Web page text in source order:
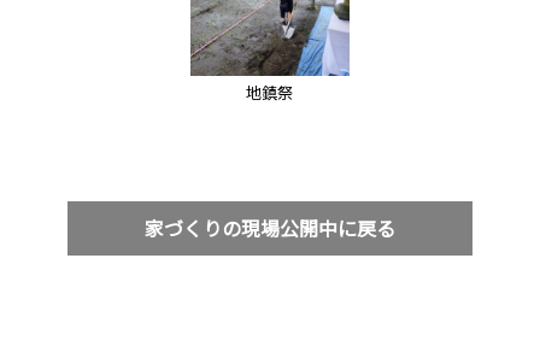
地鎮祭
家づくりの現場公開中に戻る